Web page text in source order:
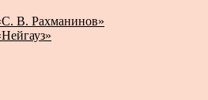
В. Рахманинов»